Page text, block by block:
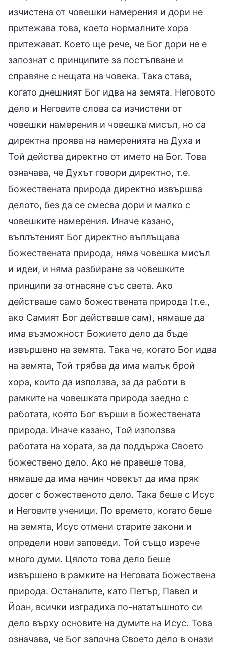
изчистена от човешки намерения и дори не
притежава това, което нормалните хора
притежават. Което ще рече, че Бог дори не е
запознат с принципите за постъпване и
справяне с нещата на човека. Така става,
когато днешният Бог идва на земята. Неговото
дело и Неговите слова са изчистени от
човешки намерения и човешка мисъл, но са
директна проява на намеренията на Духа и
Той действа директно от името на Бог. Това
означава, че Духът говори директно, т.е.
божествената природа директно извършва
делото, без да се смесва дори и малко с
човешките намерения. Иначе казано,
въплътеният Бог директно въплъщава
божествената природа, няма човешка мисъл
и идеи, и няма разбиране за човешките
принципи за отнасяне със света. Ако
действаше само божествената природа (т.е.,
ако Самият Бог действаше сам), нямаше да
има възможност Божието дело да бъде
извършено на земята. Така че, когато Бог идва
на земята, Той трябва да има малък брой
хора, които да използва, за да работи в
рамките на човешката природа заедно с
работата, която Бог върши в божествената
природа. Иначе казано, Той използва
работата на хората, за да поддържа Своето
божествено дело. Ако не правеше това,
нямаше да има начин човекът да има пряк
досег с божественото дело. Така беше с Исус
и Неговите ученици. По времето, когато беше
на земята, Исус отмени старите закони и
определи нови заповеди. Той също изрече
много думи. Цялото това дело беше
извършено в рамките на Неговата божествена
природа. Останалите, като Петър, Павел и
Йоан, всички изградиха по-нататъшното си
дело върху основите на думите на Исус. Това
означава, че Бог започна Своето дело в онази